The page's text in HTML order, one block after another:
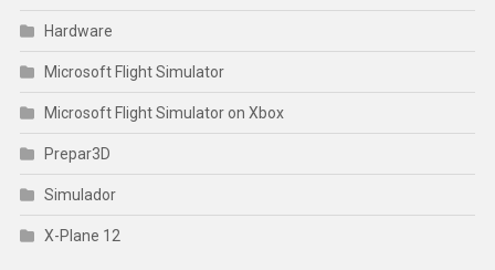
Hardware
Microsoft Flight Simulator
Microsoft Flight Simulator on Xbox
Prepar3D
Simulador
X-Plane 12